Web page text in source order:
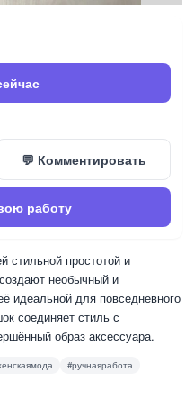
💬 Комментировать
работу
стильной простотой и
необычный и
идеальной для повседневного
соединяет стиль с
образ аксессуара.
#ручнаяработа